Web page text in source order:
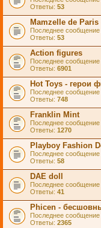
Ответы: 53
Mamzelle de
Последнее сообщение
Ответы: 53
Action figures
Последнее сообщение
Ответы: 6901
Hot Toys - герои
Последнее сообщение
Ответы: 748
Franklin Mint
Последнее сообщение
Ответы: 1270
Playboy Fashion
Последнее сообщение
Ответы: 58
DAE doll
Последнее сообщение
Ответы: 41
Phicen -
Последнее сообщение
Ответы: 2365